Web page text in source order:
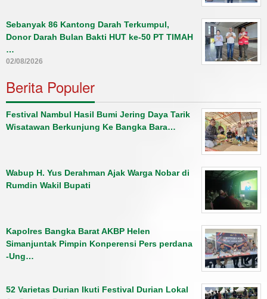
Sebanyak 86 Kantong Darah Terkumpul,
Donor Darah Bulan Bakti HUT ke-50 PT TIMAH
…
02/08/2026
Berita Populer
Festival Nambul Hasil Bumi Jering Daya Tarik
Wisatawan Berkunjung Ke Bangka Bara…
Wabup H. Yus Derahman Ajak Warga Nobar di
Rumdin Wakil Bupati
Kapolres Bangka Barat AKBP Helen
Simanjuntak Pimpin Konperensi Pers perdana
-Ung…
52 Varietas Durian Ikuti Festival Durian Lokal